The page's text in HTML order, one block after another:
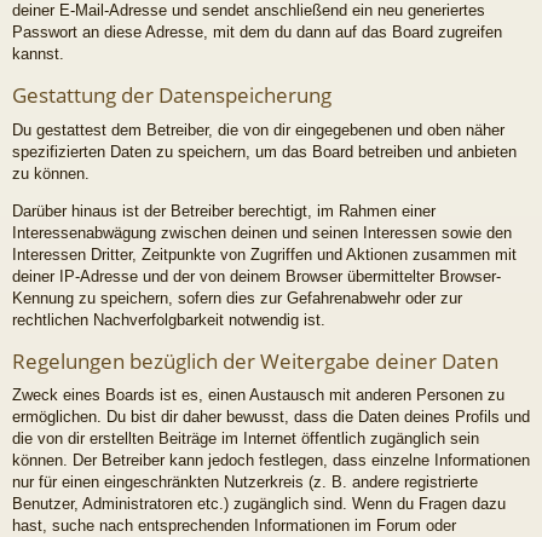
deiner E-Mail-Adresse und sendet anschließend ein neu generiertes
Passwort an diese Adresse, mit dem du dann auf das Board zugreifen
kannst.
Gestattung der Datenspeicherung
Du gestattest dem Betreiber, die von dir eingegebenen und oben näher
spezifizierten Daten zu speichern, um das Board betreiben und anbieten
zu können.
Darüber hinaus ist der Betreiber berechtigt, im Rahmen einer
Interessenabwägung zwischen deinen und seinen Interessen sowie den
Interessen Dritter, Zeitpunkte von Zugriffen und Aktionen zusammen mit
deiner IP-Adresse und der von deinem Browser übermittelter Browser-
Kennung zu speichern, sofern dies zur Gefahrenabwehr oder zur
rechtlichen Nachverfolgbarkeit notwendig ist.
Regelungen bezüglich der Weitergabe deiner Daten
Zweck eines Boards ist es, einen Austausch mit anderen Personen zu
ermöglichen. Du bist dir daher bewusst, dass die Daten deines Profils und
die von dir erstellten Beiträge im Internet öffentlich zugänglich sein
können. Der Betreiber kann jedoch festlegen, dass einzelne Informationen
nur für einen eingeschränkten Nutzerkreis (z. B. andere registrierte
Benutzer, Administratoren etc.) zugänglich sind. Wenn du Fragen dazu
hast, suche nach entsprechenden Informationen im Forum oder